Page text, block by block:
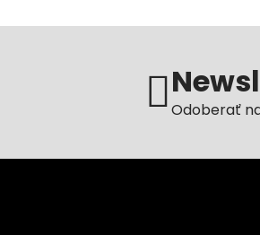
Odoberať